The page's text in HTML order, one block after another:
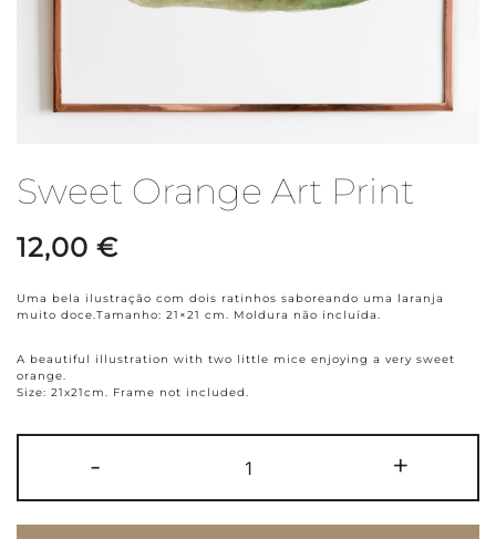
Sweet Orange Art Print
12,00 €
Uma bela ilustração com dois ratinhos saboreando uma laranja
muito doce.Tamanho: 21×21 cm. Moldura não incluída.
A beautiful illustration with two little mice enjoying a very sweet
orange.
Size: 21x21cm. Frame not included.
-
de
Sweet
Print
+